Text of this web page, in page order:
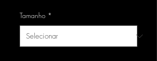
Tamanho *